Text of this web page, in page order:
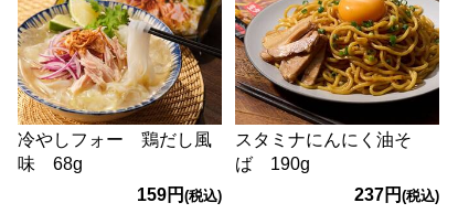
冷やしフォー 鶏だし風
味 68g
159円(税込)
スタミナにんにく油そ
ば 190g
237円 (税込)